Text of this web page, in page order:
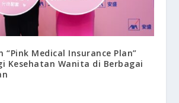
“Pink Medical Insurance Plan”
Kesehatan Wanita di Berbagai